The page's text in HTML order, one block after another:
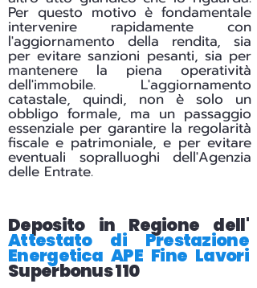
Per questo motivo è fondamentale
intervenire rapidamente con
l'aggiornamento della rendita, sia
per evitare sanzioni pesanti, sia per
mantenere la piena operatività
dell'immobile. L'aggiornamento
catastale, quindi, non è solo un
obbligo formale, ma un passaggio
essenziale per garantire la regolarità
fiscale e patrimoniale, e per evitare
eventuali sopralluoghi dell'Agenzia
delle Entrate.
Deposito in Regione dell'
Attestato di Prestazione
Energetica APE Fine Lavori
Superbonus 110